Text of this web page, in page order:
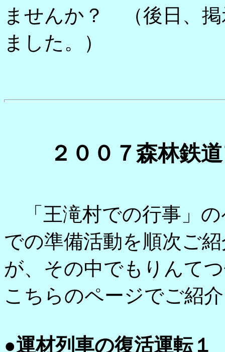
ませんか？ （後日、
ました。）
２００７森林鉄
「王滝村での行事」
での準備活動を順次ご
が、その中でもりんて
こちらのページでご紹
●運材列車の復活運転１